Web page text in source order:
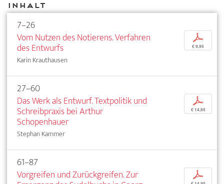
Inhalt
7–26
Vom Nutzen des Notierens. Verfahren
des Entwurfs
Karin Krauthausen
p
€ 9,95
27–60
Das Werk als Entwurf. Textpolitik und
Schreibpraxis bei Arthur
Schopenhauer
Stephan Kammer
p
€ 14,95
61–87
Vorgreifen und Zurückgreifen. Zur
p